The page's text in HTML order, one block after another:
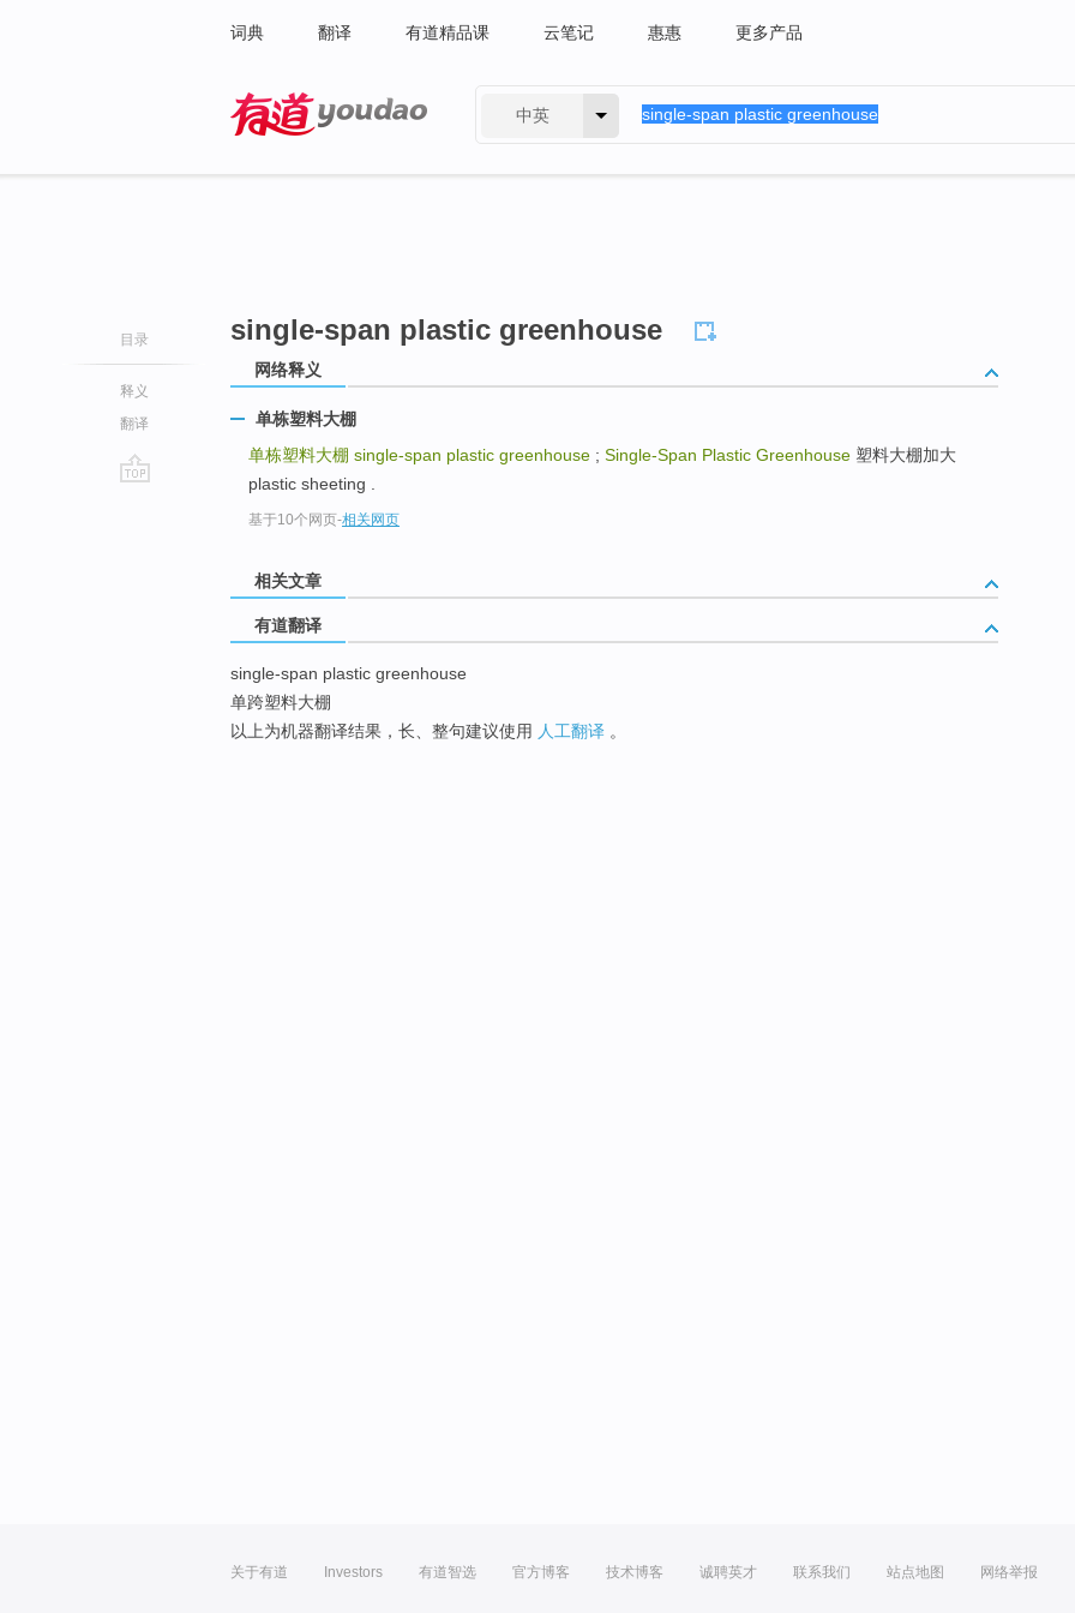
词典 翻译 有道精品课 云笔记 惠惠 更多产品
中英
目录
释义
翻译
single-span plastic greenhouse
网络释义
单栋塑料大棚
单栋塑料大棚 single-span plastic greenhouse ; Single-Span Plastic Greenhouse 塑料大棚加大
plastic sheeting .
基于10个网页-相关网页
相关文章
有道翻译
single-span plastic greenhouse
单跨塑料大棚
以上为机器翻译结果，长、整句建议使用 人工翻译 。
关于有道 Investors 有道智选 官方博客 技术博客 诚聘英才 联系我们 站点地图 网络举报